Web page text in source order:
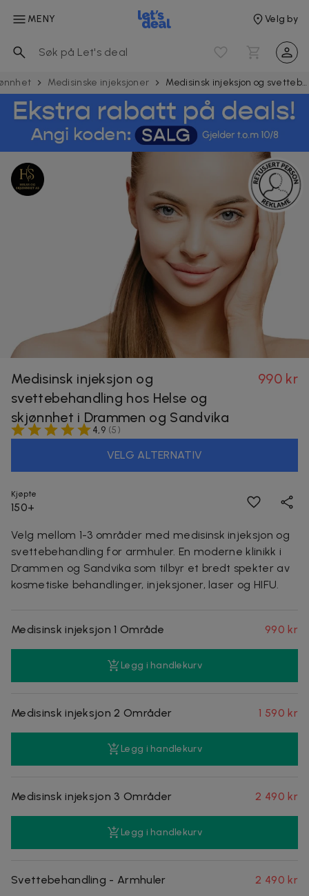
MENY Velg by
Medisinske injeksjoner Medisinsk injeksjon og svettebehandling hos Helse og skjønnhet i Drammen og Sandvika
Medisinsk injeksjon og
svettebehandling hos Helse og
skjønnhet i Drammen og Sandvika
990 kr
4,9 (5)
VELG ALTERNATIV
Kjøpte
150+
Velg mellom 1-3 områder med medisinsk injeksjon og
svettebehandling for armhuler. En moderne klinikk i
Drammen og Sandvika som tilbyr et bredt spekter av
kosmetiske behandlinger, injeksjoner, laser og HIFU.
Medisinsk injeksjon 1 Område 990 kr
Legg i handlekurv
Medisinsk injeksjon 2 Områder 1 590 kr
Legg i handlekurv
Medisinsk injeksjon 3 Områder 2 490 kr
Legg i handlekurv
Svettebehandling - Armhuler 2 490 kr